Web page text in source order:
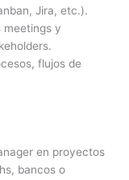
Jira, etc.).
meetings y
flujos de
en proyectos
bancos o